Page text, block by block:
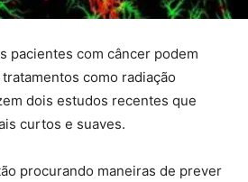
pacientes com câncer podem
como radiação
dois estudos recentes que
curtos e suaves.
procurando maneiras de prever